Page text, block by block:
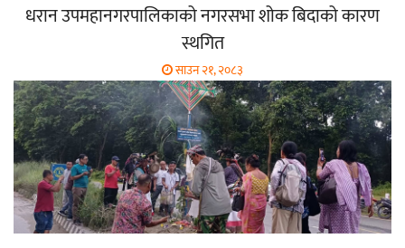
धरान उपमहानगरपालिकाको नगरसभा शोक बिदाको कारण
स्थगित
साउन २१, २०८३